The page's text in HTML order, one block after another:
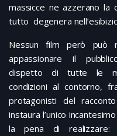
massicce ne azzerano la
tutto degenera
Nessun film però può
appassionare il
dispetto di tutte le
condizioni al contorno,
protagonisti del
instaura l’unico
la pena di realizzare: